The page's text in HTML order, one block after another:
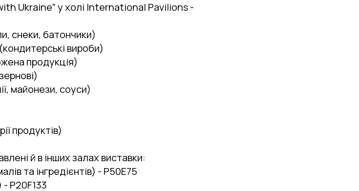
Ukraine” у холі International Pavilions -
снеки, батончики)
вироби)
продукція)
майонези, соуси)
продуктів)
й в інших залах виставки:
та інгредієнтів) - P50E75
- P20F133